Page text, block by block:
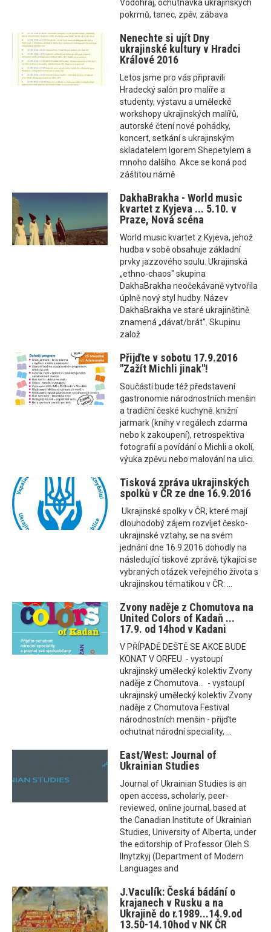
Vodohraj, ochutnávka ukrajinských
pokrmů, tanec, zpěv, zábava
Nenechte si ujít Dny
ukrajinské kultury v Hradci
Králové 2016
Letos jsme pro vás připravili
Hradecký salón pro malíře a
studenty, výstavu a umělecké
workshopy ukrajinských malířů,
autorské čtení nové pohádky,
koncert, setkání s ukrajinským
skladatelem Igorem Shepetylem a
mnoho dalšího. Akce se koná pod
záštitou námě
DakhaBrakha - World music
kvartet z Kyjeva ... 5.10. v
Praze, Nová scéna
World music kvartet z Kyjeva, jehož
hudba v sobě obsahuje základní
prvky jazzového soulu. Ukrajinská
„ethno-chaos" skupina
DakhaBrakha neočekávaně vytvořila
úplně nový styl hudby. Název
DakhaBrakha ve staré ukrajinštině
znamená „dávat/brát". Skupinu
založ
Přijďte v sobotu 17.9.2016
"Zažít Michli jinak"!
Součástí bude též představení
gastronomie národnostních menšin
a tradiční české kuchyně. knižní
jarmark (knihy v regálech zdarma
nebo k zakoupení), retrospektiva
fotografií a povídání o Michli a okolí,
výuka zpěvu nebo malování na ulici.
Tisková zpráva ukrajinských
spolků v ČR ze dne 16.9.2016
Ukrajinské spolky v ČR, které mají
dlouhodobý zájem rozvíjet česko-
ukrajinské vztahy, se na svém
jednání dne 16.9.2016 dohodly na
následující tiskové zprávě, týkající se
vybraných otázek veřejného života s
ukrajinskou tématikou v ČR: ...
Zvony naděje z Chomutova na
United Colors of Kadaň ...
17.9. od 14hod v Kadani
V PŘÍPADĚ DEŠTĚ SE AKCE BUDE
KONAT V ORFEU - vystoupí
ukrajinský umělecký kolektiv Zvony
naděje z Chomutova... - vystoupí
ukrajinský umělecký kolektiv Zvony
naděje z Chomutova Festival
národnostních menšin - přijďte
ochutnat národní specialïty, ...
East/West: Journal of
Ukrainian Studies
Journal of Ukrainian Studies is an
open access, scholarly, peer-
reviewed, online journal, based at
the Canadian Institute of Ukrainian
Studies, University of Alberta, under
the editorship of Professor Oleh S.
Ilnytzkyj (Department of Modern
Languages and
J.Vaculík: Česká bádání o
krajanech v Rusku a na
Ukrajině do r.1989...14.9.od
13.50-14.10hod v NK ČR